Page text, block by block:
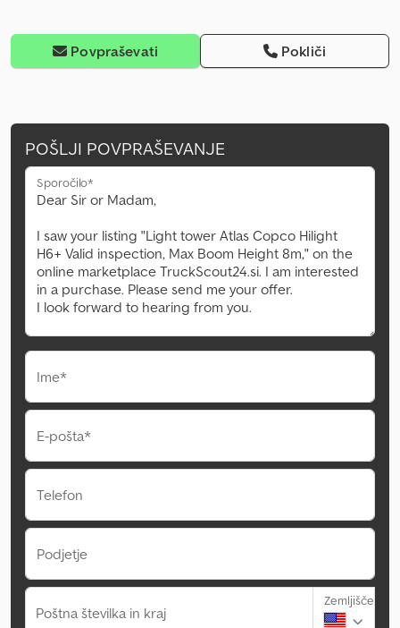
Povpraševati Pokliči
POŠLJI POVPRAŠEVANJE
Sporočilo*
Ime*
E-pošta*
Telefon
Podjetje
Poštna številka in kraj
Zemljišče